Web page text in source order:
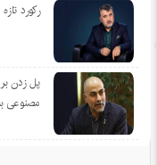
رکورد
پل زدن
مصنوعی